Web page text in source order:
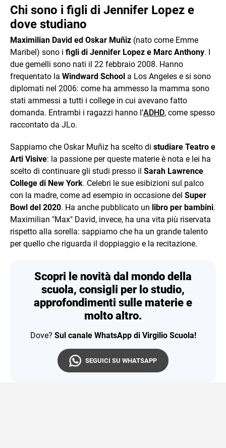
Chi sono i figli di Jennifer Lopez e
dove studiano
Maximilian David ed Oskar Muñiz (nato come Emme
Maribel) sono i figli di Jennifer Lopez e Marc Anthony. I
due gemelli sono nati il 22 febbraio 2008. Hanno
frequentato la Windward School a Los Angeles e si sono
diplomati nel 2006: come ha ammesso la mamma sono
stati ammessi a tutti i college in cui avevano fatto
domanda. Entrambi i ragazzi hanno l’ADHD, come spesso
raccontato da JLo.
Sappiamo che Oskar Muñiz ha scelto di studiare Teatro e
Arti Visive: la passione per queste materie è nota e lei ha
scelto di continuare gli studi presso il Sarah Lawrence
College di New York. Celebri le sue esibizioni sul palco
con la madre, come ad esempio in occasione del Super
Bowl del 2020. Ha anche pubblicato un libro per bambini.
Maximilian "Max" David, invece, ha una vita più riservata
rispetto alla sorella: sappiamo che ha un grande talento
per quello che riguarda il doppiaggio e la recitazione.
Scopri le novità dal mondo della
scuola, consigli per lo studio,
approfondimenti sulle materie e
molto altro.
Dove? Sul canale WhatsApp di Virgilio Scuola!
SEGUICI SU WHATSAPP